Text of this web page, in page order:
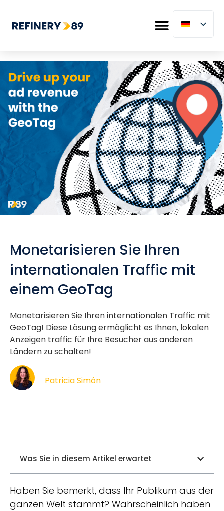
Monetarisieren Sie Ihren
internationalen Traffic mit
einem GeoTag
Monetarisieren Sie Ihren internationalen Traffic mit
GeoTag! Diese Lösung ermöglicht es Ihnen, lokalen
Anzeigen traffic für Ihre Besucher aus anderen
Ländern zu schalten!
Patricia Simón
Was Sie in diesem Artikel erwartet
Haben Sie bemerkt, dass Ihr Publikum aus der
ganzen Welt stammt? Wahrscheinlich haben